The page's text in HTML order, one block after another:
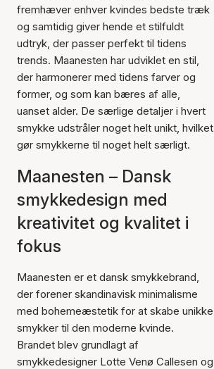
fremhæver enhver kvindes bedste træk
og samtidig giver hende et stilfuldt
udtryk, der passer perfekt til tidens
trends. Maanesten har udviklet en stil,
der harmonerer med tidens farver og
former, og som kan bæres af alle,
uanset alder. De særlige detaljer i hvert
smykke udstråler noget helt unikt, hvilket
gør smykkerne til noget helt særligt.
Maanesten – Dansk
smykkedesign med
kreativitet og kvalitet i
fokus
Maanesten er et dansk smykkebrand,
der forener skandinavisk minimalisme
med bohemeæstetik for at skabe unikke
smykker til den moderne kvinde.
Brandet blev grundlagt af
smykkedesigner Lotte Venø Callesen og